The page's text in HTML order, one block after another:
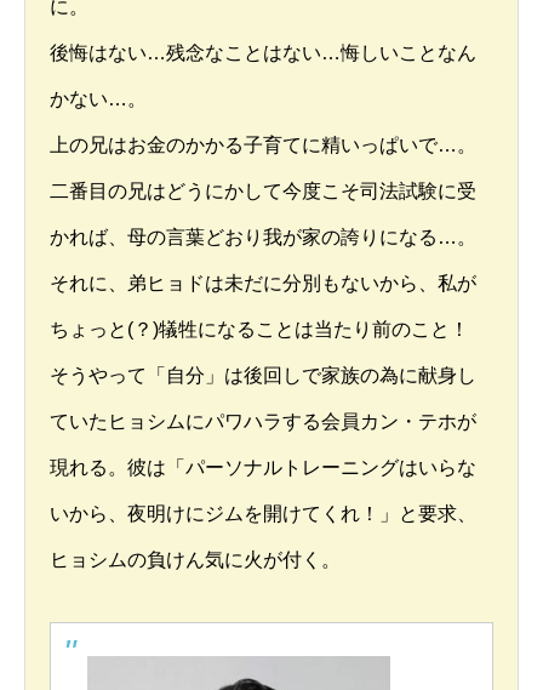
に。
後悔はない…残念なことはない…悔しいことなん
かない…。
上の兄はお金のかかる子育てに精いっぱいで…。
二番目の兄はどうにかして今度こそ司法試験に受
かれば、母の言葉どおり我が家の誇りになる…。
それに、弟ヒョドは未だに分別もないから、私が
ちょっと(？)犠牲になることは当たり前のこと！
そうやって「自分」は後回しで家族の為に献身し
ていたヒョシムにパワハラする会員カン・テホが
現れる。彼は「パーソナルトレーニングはいらな
いから、夜明けにジムを開けてくれ！」と要求、
ヒョシムの負けん気に火が付く。